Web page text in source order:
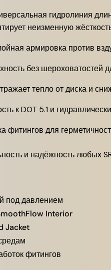
гидролиния
неизменную
армировка против
без шероховатостей
тепло от диска и
к DOT 5.1 и
фитингов для
и надёжность любых
под давлением
Interior
Jacket
фитингов